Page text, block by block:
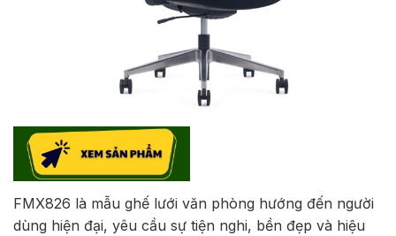
FMX826 là mẫu ghế lưới văn phòng hướng đến người
dùng hiện đại, yêu cầu sự tiện nghi, bền đẹp và hiệu